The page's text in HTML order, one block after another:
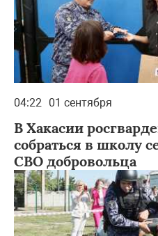
04:22 01 сентября
В Хакасии
собраться в школу
СВО добровольца